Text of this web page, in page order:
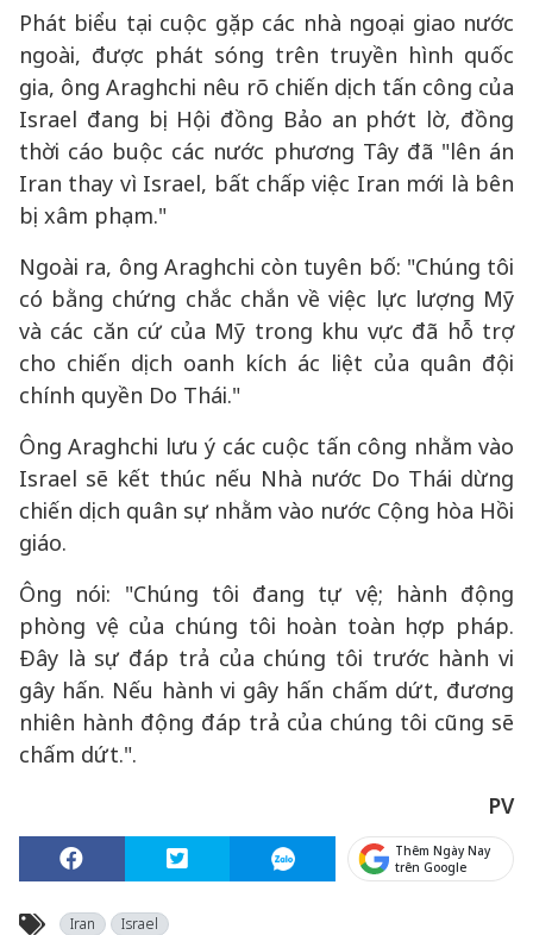
Phát biểu tại cuộc gặp các nhà ngoại giao nước
ngoài, được phát sóng trên truyền hình quốc
gia, ông Araghchi nêu rõ chiến dịch tấn công của
Israel đang bị Hội đồng Bảo an phớt lờ, đồng
thời cáo buộc các nước phương Tây đã "lên án
Iran thay vì Israel, bất chấp việc Iran mới là bên
bị xâm phạm."
Ngoài ra, ông Araghchi còn tuyên bố: "Chúng tôi
có bằng chứng chắc chắn về việc lực lượng Mỹ
và các căn cứ của Mỹ trong khu vực đã hỗ trợ
cho chiến dịch oanh kích ác liệt của quân đội
chính quyền Do Thái."
Ông Araghchi lưu ý các cuộc tấn công nhằm vào
Israel sẽ kết thúc nếu Nhà nước Do Thái dừng
chiến dịch quân sự nhằm vào nước Cộng hòa Hồi
giáo.
Ông nói: "Chúng tôi đang tự vệ; hành động
phòng vệ của chúng tôi hoàn toàn hợp pháp.
Đây là sự đáp trả của chúng tôi trước hành vi
gây hấn. Nếu hành vi gây hấn chấm dứt, đương
nhiên hành động đáp trả của chúng tôi cũng sẽ
chấm dứt.".
PV
Thêm Ngày Nay
trên Google
Iran Israel